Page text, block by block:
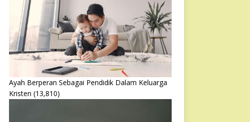
Ayah Berperan Sebagai Pendidik Dalam Keluarga
Kristen (13,810)